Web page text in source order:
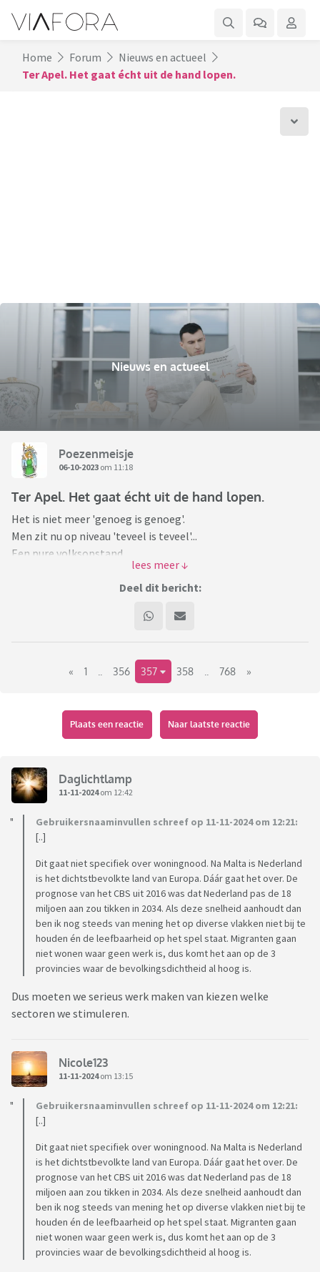
Home Forum
Nieuws en actueel
Ter Apel. Het gaat écht uit de hand lopen.
Nieuws en actueel
Poezenmeisje
06-10-2023 om 11:18
Ter Apel. Het gaat écht uit de hand lopen.
Het is niet meer 'genoeg is genoeg'.
Men zit nu op niveau 'teveel is teveel'...
Een pure volksopstand.
Dit naar aanleiding van diefstal uit een auto.
Hoe lang laat de demissionaire regering de mensen hier nog
opent-klopjacht-op-asielzoeker-in-ter-apel
De burgerwacht Ter Apel kreeg maandag aan het einde van de
burgerwacht. 'Onze mensen betrapten hem op heterdaad en
hebben meteen de achtervolging ingezet. Hij rende het
gestolen portemonnee uit Nieuw-Weerdinge komt, werd ook de
burgerwacht uit dat dorp ingeschakeld. 'Daarom werd de
groep zo groot', zegt Vroom. 'Het ging als een lopend vuurtje.
Iemand meldde zich met een drone met warmtecamera. Een
boer kwam aanzetten met een hoogwerker zodat we over
het maïsveld konden kijken. Het leek bijna een soort
klopjacht.' Uiteindelijk sloten veertig tot vijftig man aan.
Deel dit bericht:
« 1 356 357 358 768 »
Plaats een reactie Naar laatste reactie
Daglichtlamp
11-11-2024om 12:42
Gebruikersnaaminvullen schreef op 11-11-2024 om 12:21:
[..]
Dit gaat niet specifiek over woningnood. Na Malta is Nederland
is het dichtstbevolkte land van Europa. Dáár gaat het over. De
prognose van het CBS uit 2016 was dat Nederland pas de 18
miljoen aan zou tikken in 2034. Als deze snelheid aanhoudt dan
ben ik nog steeds van mening het op diverse vlakken niet bij te
houden én de leefbaarheid op het spel staat. Migranten gaan
niet wonen waar geen werk is, dus komt het aan op de 3
provincies waar de bevolkingsdichtheid al hoog is.
Dus moeten we serieus werk maken van kiezen welke
sectoren we stimuleren.
Nicole123
11-11-2024om 13:15
Gebruikersnaaminvullen schreef op 11-11-2024 om 12:21:
[..]
Dit gaat niet specifiek over woningnood. Na Malta is Nederland
is het dichtstbevolkte land van Europa. Dáár gaat het over. De
prognose van het CBS uit 2016 was dat Nederland pas de 18
miljoen aan zou tikken in 2034. Als deze snelheid aanhoudt dan
ben ik nog steeds van mening het op diverse vlakken niet bij te
houden én de leefbaarheid op het spel staat. Migranten gaan
niet wonen waar geen werk is, dus komt het aan op de 3
provincies waar de bevolkingsdichtheid al hoog is.